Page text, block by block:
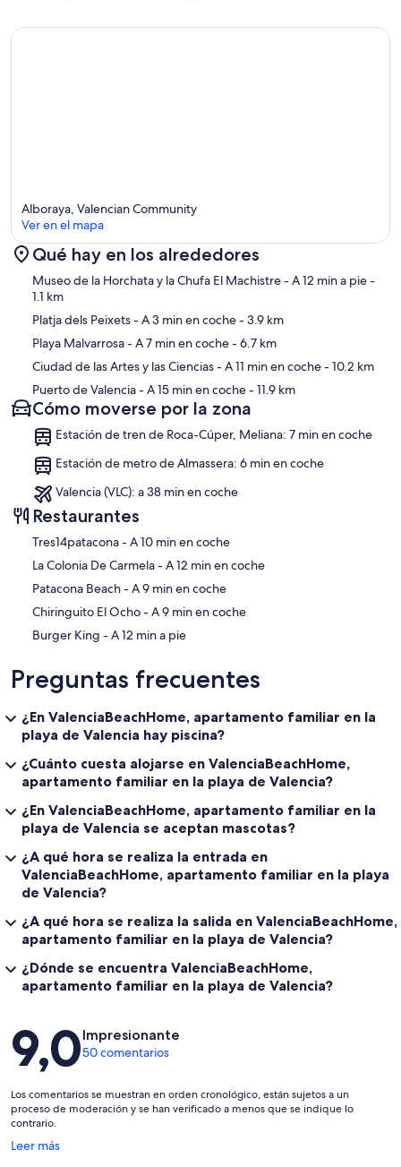
Mapa
Alboraya, Valencian Community
Ver en el mapa
Qué hay en los alrededores
Museo de la Horchata y la Chufa El Machistre- A 12 min a pie-
1.1 km
Platja dels Peixets- A 3 min en coche- 3.9 km
Playa Malvarrosa- A 7 min en coche- 6.7 km
Ciudad de las Artes y las Ciencias- A 11 min en coche- 10.2 km
Puerto de Valencia- A 15 min en coche- 11.9 km
Cómo moverse por la zona
Estación de tren de Roca-Cúper, Meliana: 7 min en coche
Estación de metro de Almassera: 6 min en coche
Valencia (VLC): a 38 min en coche
Restaurantes
‪Tres14patacona - ‬A 10 min en coche
‪La Colonia De Carmela - ‬A 12 min en coche
‪Patacona Beach - ‬A 9 min en coche
‪Chiringuito El Ocho - ‬A 9 min en coche
‪Burger King - ‬A 12 min a pie
Preguntas frecuentes
¿En ValenciaBeachHome, apartamento familiar en la
playa de Valencia hay piscina?
¿Cuánto cuesta alojarse en ValenciaBeachHome,
apartamento familiar en la playa de Valencia?
¿En ValenciaBeachHome, apartamento familiar en la
playa de Valencia se aceptan mascotas?
¿A qué hora se realiza la entrada en
ValenciaBeachHome, apartamento familiar en la playa
de Valencia?
¿A qué hora se realiza la salida en ValenciaBeachHome,
apartamento familiar en la playa de Valencia?
¿Dónde se encuentra ValenciaBeachHome,
apartamento familiar en la playa de Valencia?
Comentarios
9,0Impresionante
50 comentarios
Los comentarios se muestran en orden cronológico, están sujetos a un
proceso de moderación y se han verificado a menos que se indique lo
contrario.
Leer más
Se